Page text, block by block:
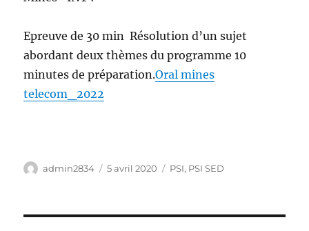
Epreuve de 30 min Résolution d’un sujet
abordant deux thèmes du programme 10
minutes de préparation.Oral mines
telecom_2022
Auteur
admin2834
Publié
5 avril 2020 Catégories
PSI, PSI SED